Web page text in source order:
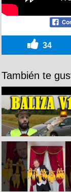
34
También te